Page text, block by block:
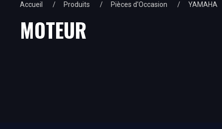
Accueil Produits Pièces d'Occasion YAMAHA
MOTEUR